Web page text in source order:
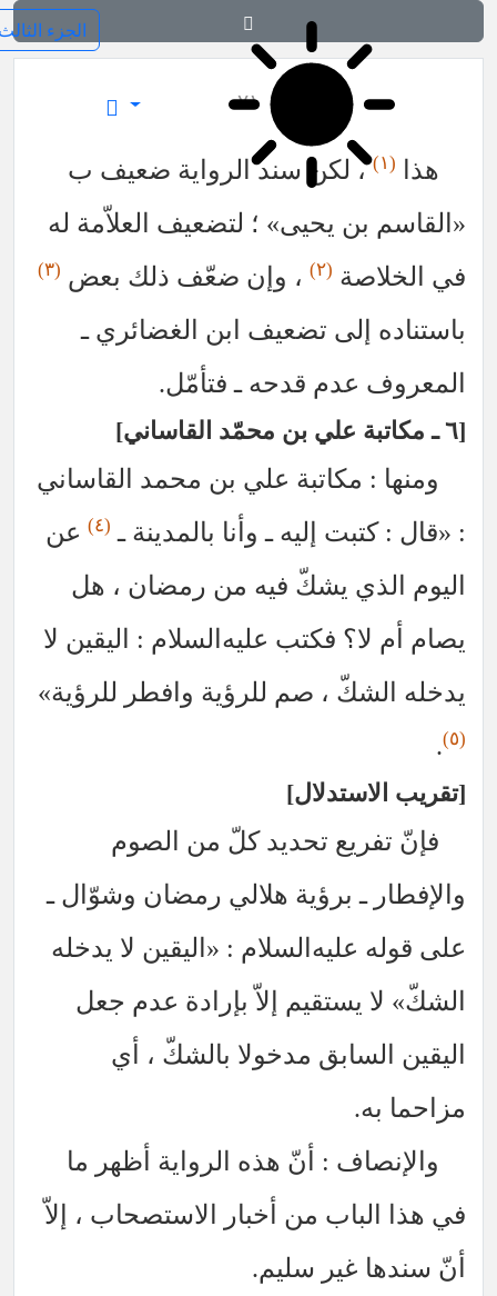
فرائد الاصول (رسائل)
٧١
هذا (١)
، لكن سند الرواية ضعيف ب
«القاسم بن يحيى» ؛ لتضعيف العلاّمة له
في الخلاصة (٢) ، وإن ضعّف ذلك بعض (٣)
باستناده إلى تضعيف ابن الغضائري ـ
المعروف عدم قدحه ـ فتأمّل.
٦ ـ مكاتبة علي بن محمّد القاساني
ومنها : مكاتبة علي بن محمد القاساني
: «قال : كتبت إليه ـ وأنا بالمدينة ـ (٤)
عن
اليوم الذي يشكّ فيه من رمضان ، هل
يصام أم لا؟ فكتب عليه‌السلام : اليقين لا
يدخله الشكّ ، صم للرؤية وافطر للرؤية»
(٥) .
تقريب الاستدلال
فإنّ تفريع تحديد كلّ من الصوم
والإفطار ـ برؤية هلالي رمضان وشوّال ـ
على قوله عليه‌السلام : «اليقين لا يدخله
الشكّ» لا يستقيم إلاّ بإرادة عدم جعل
اليقين السابق مدخولا بالشكّ ، أي
مزاحما به.
والإنصاف : أنّ هذه الرواية أظهر ما
في هذا الباب من أخبار الاستصحاب ، إلاّ
أنّ سندها غير سليم.